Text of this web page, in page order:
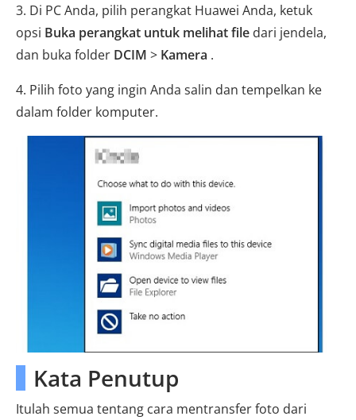
3. Di PC Anda, pilih perangkat Huawei Anda, ketuk
opsi Buka perangkat untuk melihat file dari jendela,
dan buka folder DCIM > Kamera .
4. Pilih foto yang ingin Anda salin dan tempelkan ke
dalam folder komputer.
Kata Penutup
Itulah semua tentang cara mentransfer foto dari